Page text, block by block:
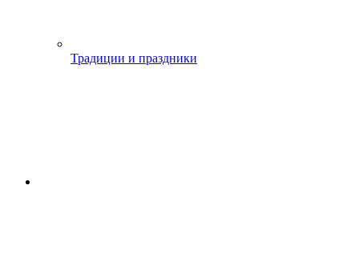
Традиции и праздники